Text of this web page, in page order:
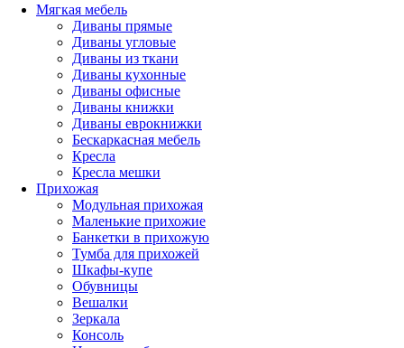
Мягкая мебель
Диваны прямые
Диваны угловые
Диваны из ткани
Диваны кухонные
Диваны офисные
Диваны книжки
Диваны еврокнижки
Бескаркасная мебель
Кресла
Кресла мешки
Прихожая
Модульная прихожая
Маленькие прихожие
Банкетки в прихожую
Тумба для прихожей
Шкафы-купе
Обувницы
Вешалки
Зеркала
Консоль